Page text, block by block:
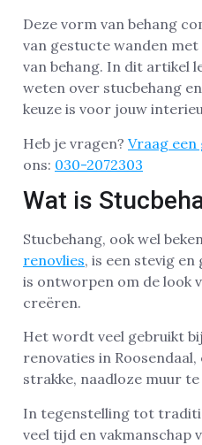
Deze vorm van behang
van gestucte wanden
van behang. In dit artikel
weten over stucbehang
keuze is voor jouw
Heb je vragen? Vraag
ons: 030-2072303
Wat is
Stucbehang, ook wel
renovlies, is een stevig
is ontworpen om de look
creëren.
Het wordt veel gebruikt
renovaties in
strakke, naadloze muur
In tegenstelling tot
veel tijd en vakmanschap